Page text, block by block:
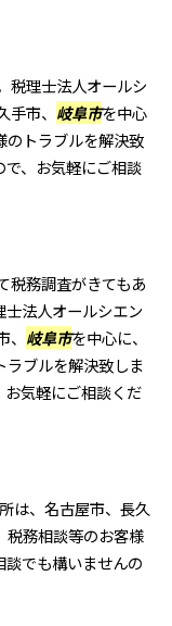
税理士法人オールシ
市、 岐阜市を中心
のトラブルを解決致
で、お気軽にご相談
税務調査がきてもあ
法人オールシエン
岐阜市を中心に、
ブルを解決致しま
気軽にご相談くだ
は、名古屋市、長久
税務相談等のお客様
でも構いませんの